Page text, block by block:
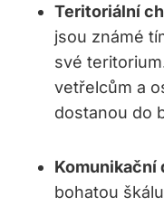
Teritoriální
jsou známé
své
vetřelcům a
dostanou​ do
Komunikační
bohatou